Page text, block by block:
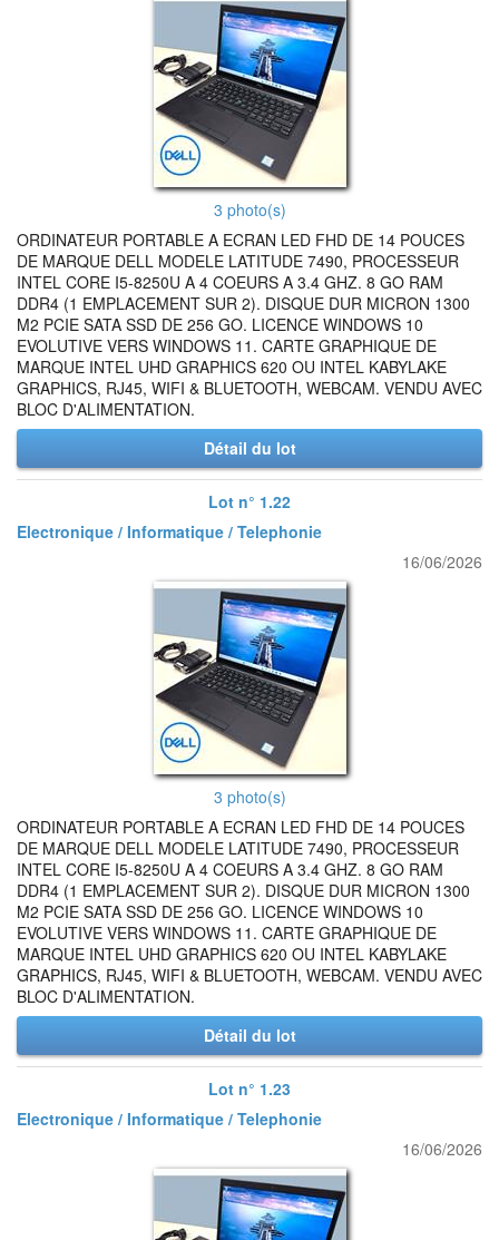
3 photo(s)
ORDINATEUR PORTABLE A ECRAN LED FHD DE 14 POUCES
DE MARQUE DELL MODELE LATITUDE 7490, PROCESSEUR
INTEL CORE I5-8250U A 4 COEURS A 3.4 GHZ. 8 GO RAM
DDR4 (1 EMPLACEMENT SUR 2). DISQUE DUR MICRON 1300
M2 PCIE SATA SSD DE 256 GO. LICENCE WINDOWS 10
EVOLUTIVE VERS WINDOWS 11. CARTE GRAPHIQUE DE
MARQUE INTEL UHD GRAPHICS 620 OU INTEL KABYLAKE
GRAPHICS, RJ45, WIFI & BLUETOOTH, WEBCAM. VENDU AVEC
BLOC D'ALIMENTATION.
Détail du lot
Lot n° 1.22
Electronique / Informatique / Telephonie
16/06/2026
3 photo(s)
ORDINATEUR PORTABLE A ECRAN LED FHD DE 14 POUCES
DE MARQUE DELL MODELE LATITUDE 7490, PROCESSEUR
INTEL CORE I5-8250U A 4 COEURS A 3.4 GHZ. 8 GO RAM
DDR4 (1 EMPLACEMENT SUR 2). DISQUE DUR MICRON 1300
M2 PCIE SATA SSD DE 256 GO. LICENCE WINDOWS 10
EVOLUTIVE VERS WINDOWS 11. CARTE GRAPHIQUE DE
MARQUE INTEL UHD GRAPHICS 620 OU INTEL KABYLAKE
GRAPHICS, RJ45, WIFI & BLUETOOTH, WEBCAM. VENDU AVEC
BLOC D'ALIMENTATION.
Détail du lot
Lot n° 1.23
Electronique / Informatique / Telephonie
16/06/2026